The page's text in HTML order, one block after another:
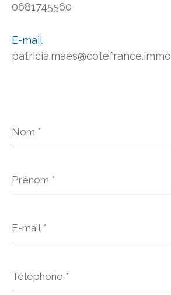
0681745560
E-mail
patricia.maes@cotefrance.immo
*
*
mail
*